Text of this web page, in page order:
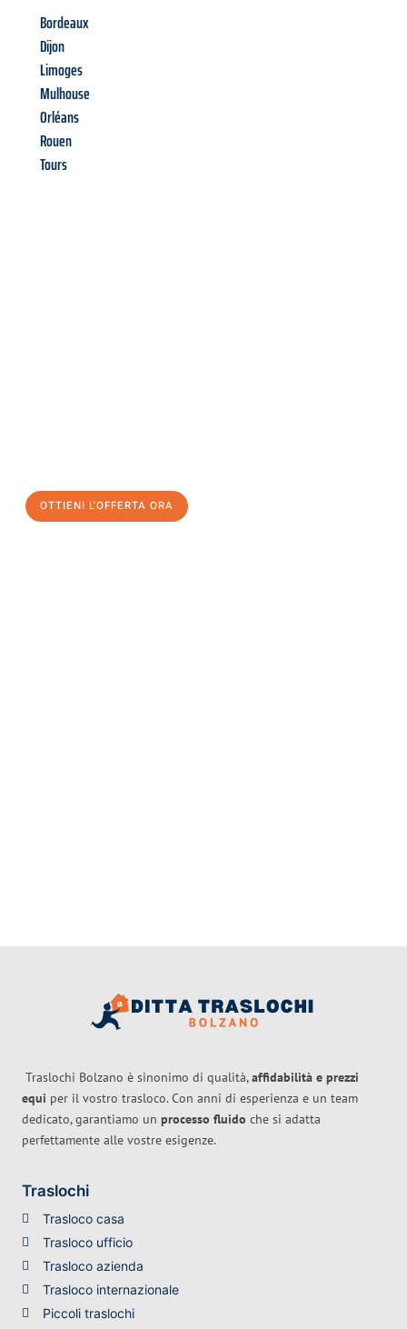
Bordeaux
Dijon
Limoges
Mulhouse
Orléans
Rouen
Tours
OTTIENI L'OFFERTA ORA
Traslochi Bolzano è sinonimo di qualità,affidabilità e prezzi
equi per il vostro trasloco. Con anni di esperienza e un team
dedicato, garantiamo un processo fluido che si adatta
perfettamente alle vostre esigenze.
Traslochi
Trasloco casa
Trasloco ufficio
Trasloco azienda
Trasloco internazionale
Piccoli traslochi